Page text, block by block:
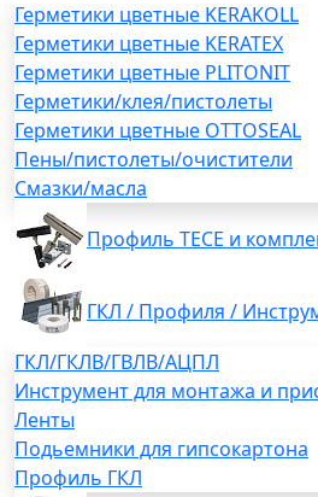
Герметики цветные KERAKOLL
Герметики цветные KERATEX
Герметики цветные PLITONIT
Герметики/клея/пистолеты
Герметики цветные OTTOSEAL
Пены/пистолеты/очистители
Смазки/масла
Профиль TECE и
ГКЛ / Профиля /
ГКЛ/ГКЛВ/ГВЛВ/АЦПЛ
Инструмент для монтажа и
Ленты
Подьемники для гипсокартона
Профиль ГКЛ